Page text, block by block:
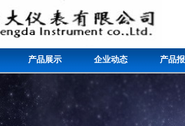
产品展示 企业动态 产品